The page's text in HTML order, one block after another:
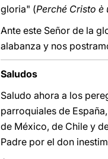
gloria" (Perché Cristo è
Ante este Señor de la
alabanza y nos
Saludos
Saludo ahora a los
parroquiales de
de México, de Chile y
Padre por el don